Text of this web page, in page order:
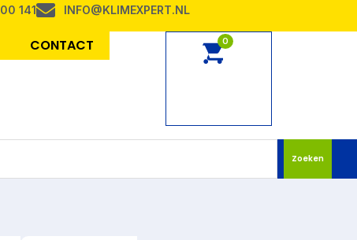
141 INFO@KLIMEXPERT.NL
CONTACT 0
Zoeken